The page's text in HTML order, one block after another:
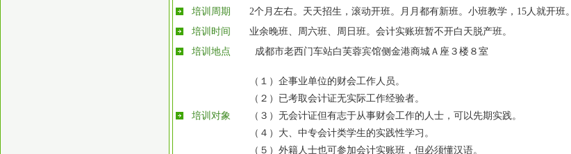
培训周期
2个月左右。天天招生，滚动开班。月月都有新班。小班教学，15人就开班。
培训时间
业余晚班、周六班、周日班。会计实账班暂不开白天脱产班。
培训地点
成都市老西门车站白芙蓉宾馆侧金港商城Ａ座３楼８室
培训对象
（１）企事业单位的财会工作人员。
（２）已考取会计证无实际工作经验者。
（３）无会计证但有志于从事财会工作的人士，可以先期实践。
（４）大、中专会计类学生的实践性学习。
（５）外籍人士也可参加会计实账班，但必须懂汉语。